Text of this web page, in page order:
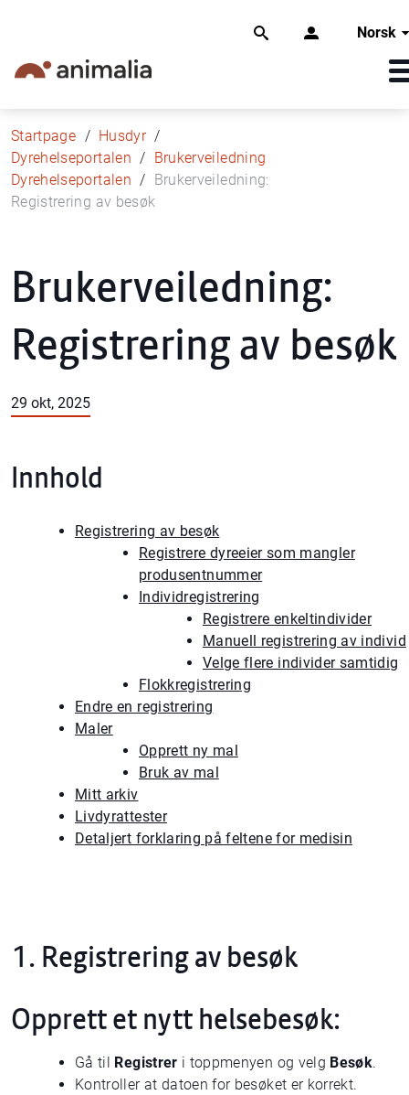
Norsk
Startpage
Husdyr
Dyrehelseportalen
Brukerveiledning
Dyrehelseportalen
Brukerveiledning:
Registrering av besøk
Brukerveiledning:
Registrering av besøk
29 okt, 2025
Innhold
Registrering av besøk
Registrere dyreeier som mangler
produsentnummer
Individregistrering
Registrere enkeltindivider
Manuell registrering av individ
Velge flere individer samtidig
Flokkregistrering
Endre en registrering
Maler
Opprett ny mal
Bruk av mal
Mitt arkiv
Livdyrattester
Detaljert forklaring på feltene for medisin
1. Registrering av besøk
Opprett et nytt helsebesøk:
Gå til Registrer i toppmenyen og velg Besøk.
Kontroller at datoen for besøket er korrekt.